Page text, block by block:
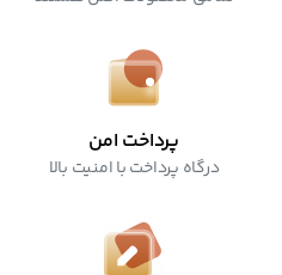
پرداخت امن
درگاه پرداخت با امنیت بالا